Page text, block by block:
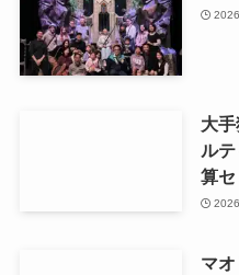
大
ル
算
マ